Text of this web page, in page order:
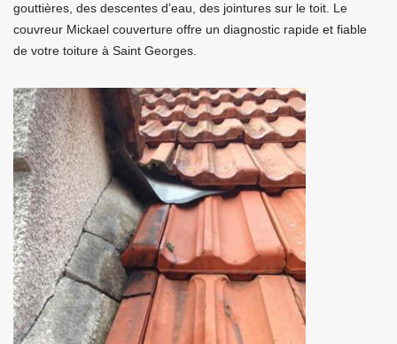
gouttières, des descentes d’eau, des jointures sur le toit. Le
couvreur Mickael couverture offre un diagnostic rapide et fiable
de votre toiture à Saint Georges.